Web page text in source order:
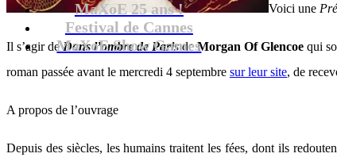
MaXoE 25 ans !
Festival de Cannes
MaXoE Show Games
Voici une
Il s’agir deDans l’ombre de ParisdeMorgan Of Glencoe qui
roman passée avant le mercredi 4 septembre sur leur site, de
A propos de l’ouvrage
Depuis des siècles, les humains traitent les fées, dont ils